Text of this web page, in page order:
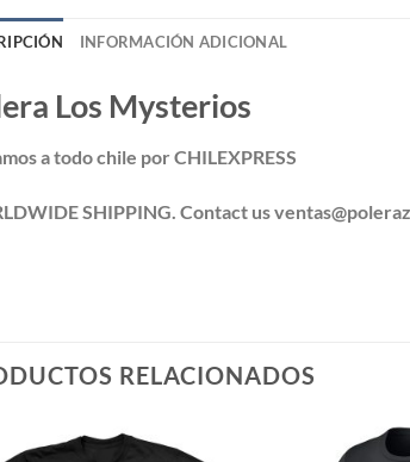
INFORMACIÓN ADICIONAL
Los Mysterios
a todo chile por CHILEXPRESS
SHIPPING. Contact us
RELACIONADOS